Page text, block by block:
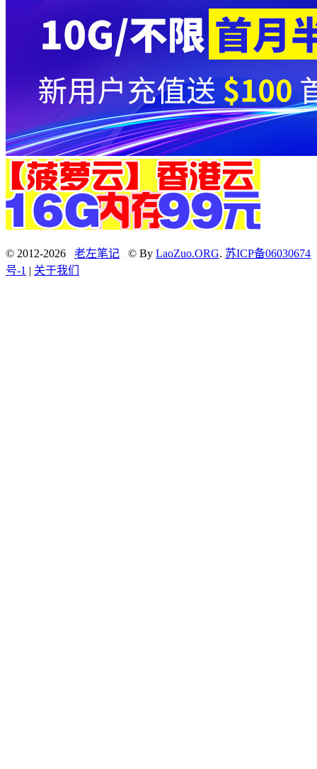
© 2012-2026 老左笔记 © By LaoZuo.ORG. 苏ICP备06030674
号-1 | 关于我们